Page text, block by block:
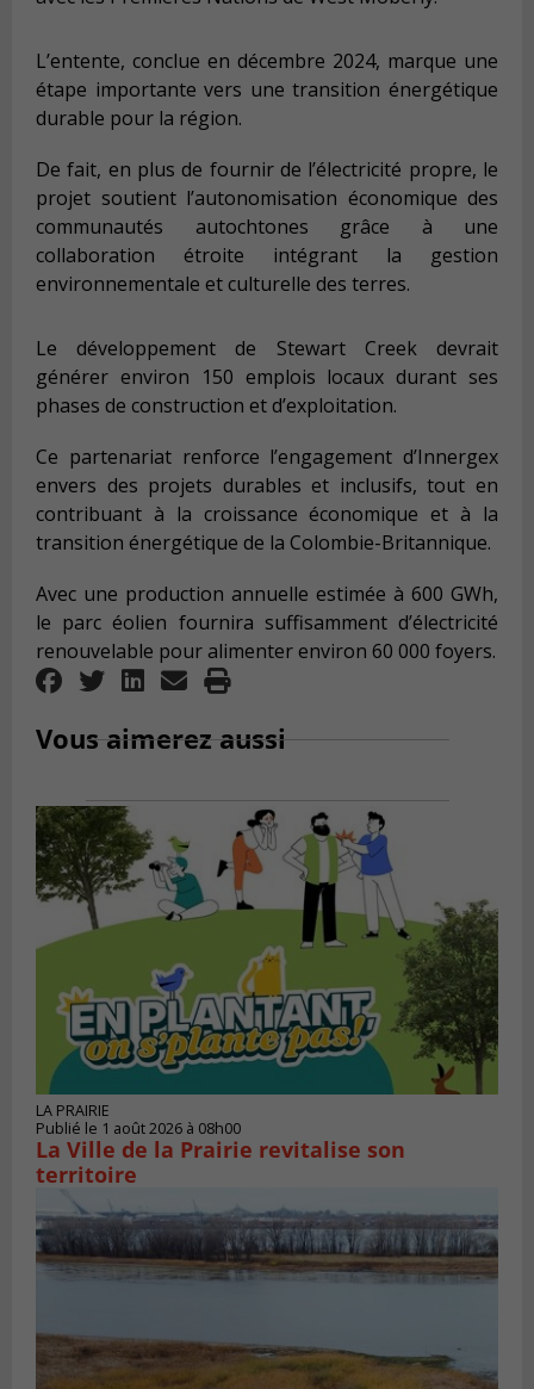
L’entente, conclue en décembre 2024, marque une
étape importante vers une transition énergétique
durable pour la région.
De fait, en plus de fournir de l’électricité propre, le
projet soutient l’autonomisation économique des
communautés autochtones grâce à une
collaboration étroite intégrant la gestion
environnementale et culturelle des terres.
Le développement de Stewart Creek devrait
générer environ 150 emplois locaux durant ses
phases de construction et d’exploitation.
Ce partenariat renforce l’engagement d’Innergex
envers des projets durables et inclusifs, tout en
contribuant à la croissance économique et à la
transition énergétique de la Colombie-Britannique.
Avec une production annuelle estimée à 600 GWh,
le parc éolien fournira suffisamment d’électricité
renouvelable pour alimenter environ 60 000 foyers.
Vous aimerez aussi
LA PRAIRIE
Publié le 1 août 2026 à 08h00
La Ville de la Prairie revitalise son
territoire